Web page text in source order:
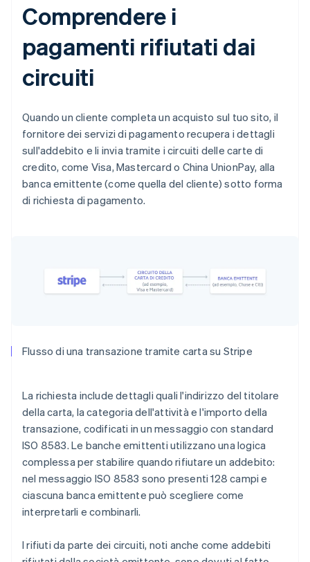
Comprendere i
pagamenti rifiutati dai
circuiti
Quando un cliente completa un acquisto sul tuo sito, il
fornitore dei servizi di pagamento recupera i dettagli
sull'addebito e li invia tramite i circuiti delle carte di
credito, come Visa, Mastercard o China UnionPay, alla
banca emittente (come quella del cliente) sotto forma
di richiesta di pagamento.
Flusso di una transazione tramite carta su Stripe
La richiesta include dettagli quali l'indirizzo del titolare
della carta, la categoria dell'attività e l'importo della
transazione, codificati in un messaggio con standard
ISO 8583. Le banche emittenti utilizzano una logica
complessa per stabilire quando rifiutare un addebito:
nel messaggio ISO 8583 sono presenti 128 campi e
ciascuna banca emittente può scegliere come
interpretarli e combinarli.
I rifiuti da parte dei circuiti, noti anche come addebiti